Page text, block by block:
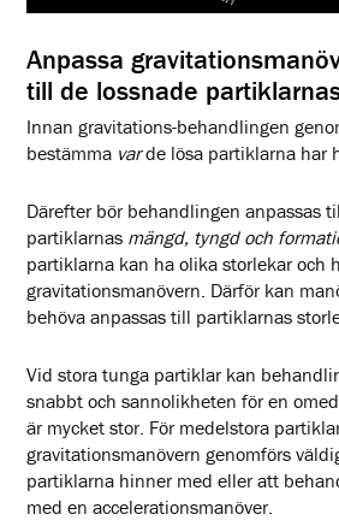
Anpassa
till de lossnade
Innan gravitations-behandlingen
bestämma varde lösa partiklarna har
Därefter bör behandlingen anpassas
partiklarnas mängd, tyngd och
partiklarna kan ha olika storlekar och
gravitationsmanövern. Därför kan
behöva anpassas till partiklarnas
Vid stora tunga partiklar kan
snabbt och sannolikheten för en
är mycket stor. För medelstora
gravitationsmanövern genomförs
partiklarna hinner med eller att
med en accelerationsmanöver.